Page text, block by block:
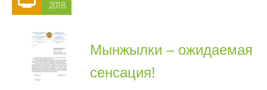
2018
Мынжылки – ожидаемая
сенсация!